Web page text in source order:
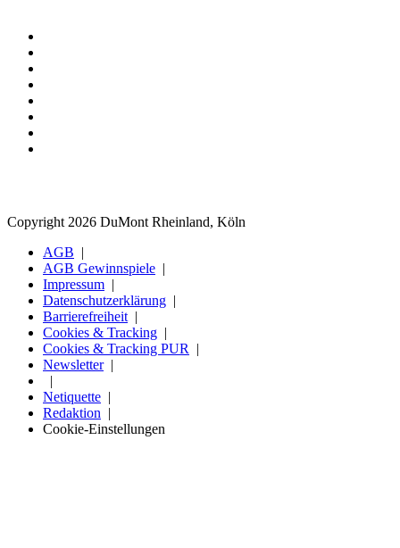
Copyright 2026 DuMont Rheinland, Köln
AGB
AGB Gewinnspiele
Impressum
Datenschutzerklärung
Barrierefreiheit
Cookies & Tracking
Cookies & Tracking PUR
Newsletter
Netiquette
Redaktion
Cookie-Einstellungen